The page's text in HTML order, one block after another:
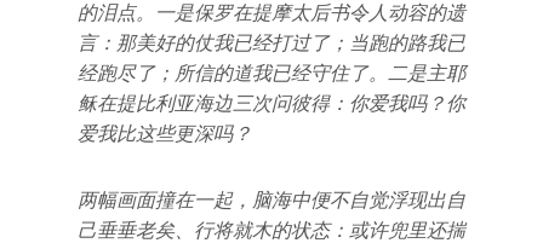
的泪点。一是保罗在提摩太后书令人动容的遗
言：那美好的仗我已经打过了；当跑的路我已
经跑尽了；所信的道我已经守住了。二是主耶
稣在提比利亚海边三次问彼得：你爱我吗？你
爱我比这些更深吗？
两幅画面撞在一起，脑海中便不自觉浮现出自
己垂垂老矣、行将就木的状态：或许兜里还揣